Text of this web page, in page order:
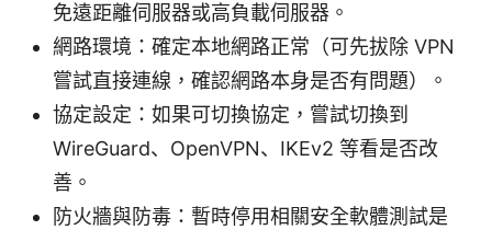
免遠距離伺服器或高負載伺服器。
網路環境：確定本地網路正常（可先拔除 VPN
嘗試直接連線，確認網路本身是否有問題）。
協定設定：如果可切換協定，嘗試切換到
WireGuard、OpenVPN、IKEv2 等看是否改
善。
防火牆與防毒：暫時停用相關安全軟體測試是